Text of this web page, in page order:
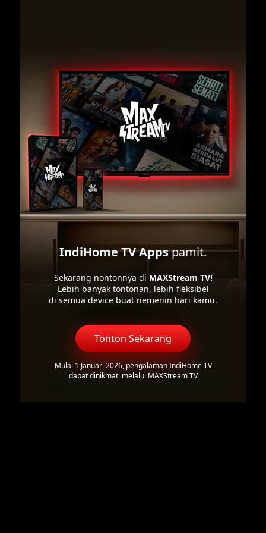
IndiHome TV Appspamit.
Sekarang nontonnya di MAXStream TV!
Lebih banyak tontonan, lebih fleksibel
di semua device buat nemenin hari kamu.
Tonton Sekarang
Mulai 1 Januari 2026, pengalaman IndiHome TV
dapat dinikmati melalui MAXStream TV